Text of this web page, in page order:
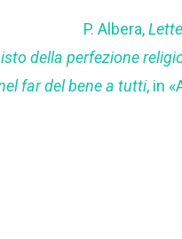
P. Albera,
della perfezione
far del bene a tutti, in